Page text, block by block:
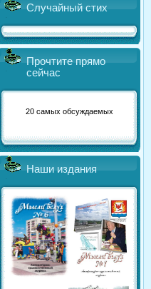
Случайный стих
Прочтите прямо
сейчас
20 самых обсуждаемых
Наши издания